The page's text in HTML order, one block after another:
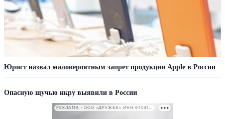
Юрист назвал маловероятным запрет продукции Apple в России
Опасную щучью икру выявили в России
РЕКЛАМА • ООО «ДРУЖБА» ИНН 9704146411